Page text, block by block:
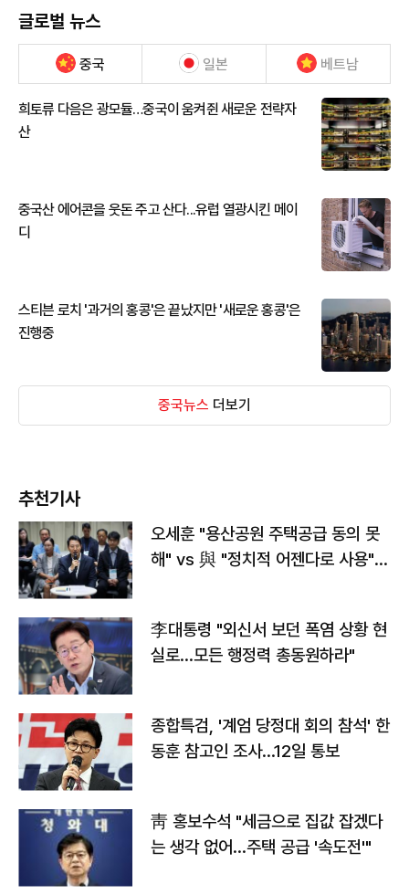
글로벌 뉴스
중국 일본 베트남
희토류 다음은 광모듈…중국이 움켜쥔 새로운 전략자
산
중국산 에어콘을 웃돈 주고 산다...유럽 열광시킨 메이
디
스티븐 로치 '과거의 홍콩'은 끝났지만 '새로운 홍콩'은
진행중
중국뉴스 더보기
추천기사
오세훈 "용산공원 주택공급 동의 못
해" vs 與 "정치적 어젠다로 사용"
李대통령 "외신서 보던 폭염 상황 현
실로…모든 행정력 총동원하라"
종합특검, '계엄 당정대 회의 참석' 한
동훈 참고인 조사...12일 통보
靑 홍보수석 "세금으로 집값 잡겠다
는 생각 없어…주택 공급 '속도전'"